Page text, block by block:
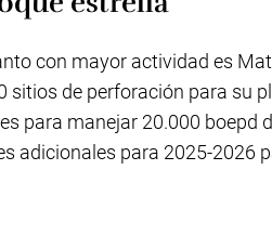
con mayor actividad es
sitios de perforación para su
para manejar 20.000 boepd
adicionales para 2025-2026